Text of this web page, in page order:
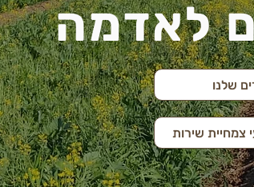
לאדמה
צמחיית שירות
שלנו